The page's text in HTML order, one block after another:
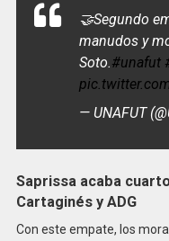
🤝Segundo
manudos y
Soto.#unafut
— UNAFUT
Saprissa acaba
Cartaginés y ADG
Con este empate, los